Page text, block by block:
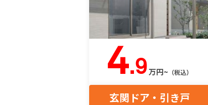
4.9万円~ （税込）
玄関ドア・引き戸